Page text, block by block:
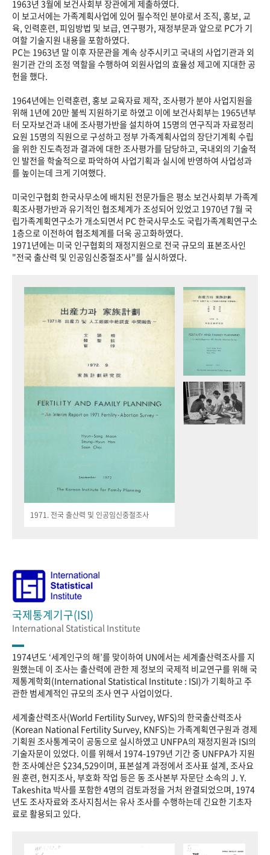
1963년 3월에 보건사회부 장관에게 제출하였다.
이 보고서에는 가족계획사업에 있어 필수적인 분야로서 조직, 홍보, 교
육, 인력훈련, 피임방법 및 보급, 연구평가, 재정부문과 앞으로 PC가 기
여할 기술지원 내용을 포함하였다.
PC는 1963년 말 이후 자문관을 계속 상주시키고 국내의 사업기관과 외
원기관 간의 조정 역할을 수행하여 외원사업의 효율성 제고에 지대한 공
헌을 했다.
1964년에는 인력훈련, 홍보 교육자료 제작, 조사평가 분야 사업지원을
위해 1년에 20만 불씩 지원하기로 하였고 이에 보건사회부는 1965년부
터 모자보건과 내에 조사평가반을 설치하여 15명의 연구직과 자료정리
요원 15명의 직원으로 구성하고 정부 가족계획사업의 장단기계획 수립
을 위한 진도측정과 결과에 대한 조사평가를 담당하고, 국내외의 기술적
인 발전을 학술적으로 파악하여 사업기획과 실시에 반영하여 사업성과
를 높이는데 크게 기여했다.
미국인구협회 한국사무소에 배치된 전문가들은 평소 보건사회부 가족계
획조사평가반과 유기적인 협조체계가 조성되어 있었고 1970년 7월 국
립가족계획연구소가 개소되면서 PC 한국사무소도 국립가족계획연구소
1층으로 이전하여 협조체계를 더욱 공고화하였다.
1971년에는 미국 인구협회의 재정지원으로 전국 규모의 표본조사인
"전국 출산력 및 인공임신중절조사"를 실시하였다.
1971. 전국 출산력 및 인공임신중절조사
국제통계기구(ISI)
International Statistical Institute
1974년도 ‘세계인구의 해’를 맞이하여 UN에서는 세계출산력조사를 지
원했는데 이 조사는 출산력에 관한 제 정보의 국제적 비교연구를 위해 국
제통계학회(International Statistical Institute : ISI)가 기획하고 주
관한 범세계적인 규모의 조사 연구 사업이었다.
세계출산력조사(World Fertility Survey, WFS)의 한국출산력조사
(Korean National Fertility Survey, KNFS)는 가족계획연구원과 경제
기획원 조사통계국이 공동으로 실시하였고 UNFPA의 재정지원과 ISI의
기술자문이 있었다. 이를 위해서 1974-1979년 기간 중 UNFPA가 지원
한 조사예산은 $234,529이며, 표본설계 과정에서 조사표 설계, 조사요
원 훈련, 현지조사, 부호화 작업 등은 동 조사본부 자문단 소속의 J. Y.
Takeshita 박사를 포함한 4명의 검토과정을 거처 완결되었으며, 1974
년도 조사자료와 조사지침서는 유사 조사를 수행하는데 긴요한 기초자
료로 활용되고 있다.